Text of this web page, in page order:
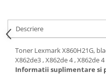
All-in-One PC
Mini PC
Monitoare
Monitoare LED
Descriere
Toner Lexmark X860H21G,
X862de3 , X862de 4 , X862de
Informatii suplimentare si